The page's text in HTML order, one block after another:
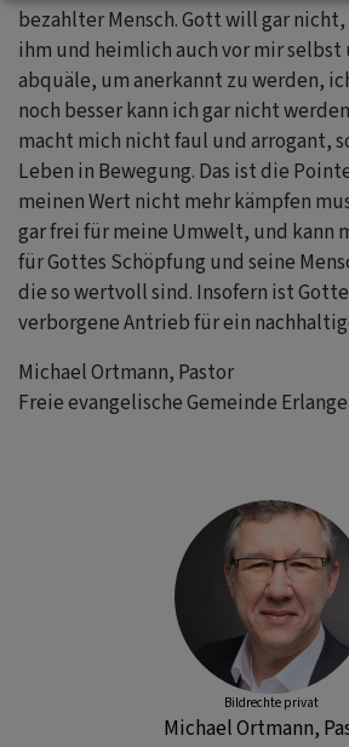
bezahlter Mensch. Gott will gar nicht,
ihm und heimlich auch vor mir selbst
abquäle, um anerkannt zu werden,
noch besser kann ich gar nicht
macht mich nicht faul und arrogant,
Leben in Bewegung. Das ist die
meinen Wert nicht mehr kämpfen
gar frei für meine Umwelt, und kann
für Gottes Schöpfung und seine
die so wertvoll sind. Insofern ist
verborgene Antrieb für ein
Michael Ortmann, Pastor
Freie evangelische Gemeinde
Bildrechte privat
Michael Ortmann,